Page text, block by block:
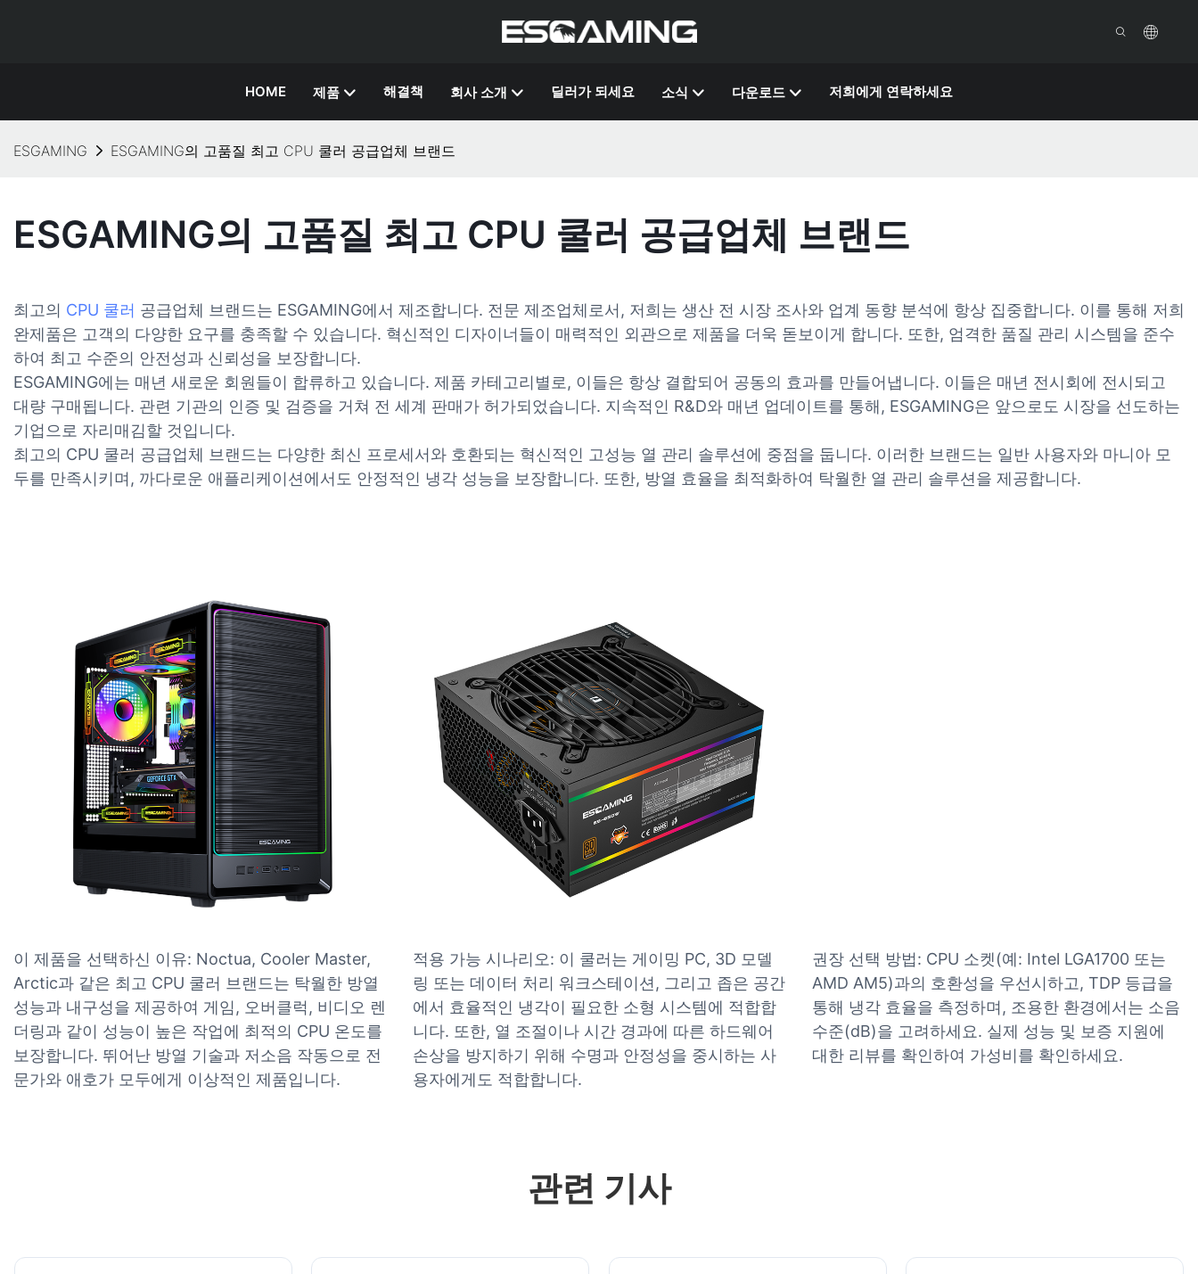
HOME 제품 해결책 회사 소개 딜러가 되세요 소식 다운로드 저희에게 연락하세요
ESGAMING ESGAMING의 고품질 최고 CPU 쿨러 공급업체 브랜드
ESGAMING의 고품질 최고 CPU 쿨러 공급업체 브랜드
최고의 CPU 쿨러 공급업체 브랜드는 ESGAMING에서 제조합니다. 전문 제조업체로서, 저희는 생산 전 시장 조사와 업계 동향 분석에 항상 집중합니다. 이를 통해 저희
완제품은 고객의 다양한 요구를 충족할 수 있습니다. 혁신적인 디자이너들이 매력적인 외관으로 제품을 더욱 돋보이게 합니다. 또한, 엄격한 품질 관리 시스템을 준수
하여 최고 수준의 안전성과 신뢰성을 보장합니다.
ESGAMING에는 매년 새로운 회원들이 합류하고 있습니다. 제품 카테고리별로, 이들은 항상 결합되어 공동의 효과를 만들어냅니다. 이들은 매년 전시회에 전시되고
대량 구매됩니다. 관련 기관의 인증 및 검증을 거쳐 전 세계 판매가 허가되었습니다. 지속적인 R&D와 매년 업데이트를 통해, ESGAMING은 앞으로도 시장을 선도하는
기업으로 자리매김할 것입니다.
최고의 CPU 쿨러 공급업체 브랜드는 다양한 최신 프로세서와 호환되는 혁신적인 고성능 열 관리 솔루션에 중점을 둡니다. 이러한 브랜드는 일반 사용자와 마니아 모
두를 만족시키며, 까다로운 애플리케이션에서도 안정적인 냉각 성능을 보장합니다. 또한, 방열 효율을 최적화하여 탁월한 열 관리 솔루션을 제공합니다.
이 제품을 선택하신 이유: Noctua, Cooler Master,
Arctic과 같은 최고 CPU 쿨러 브랜드는 탁월한 방열
성능과 내구성을 제공하여 게임, 오버클럭, 비디오 렌
더링과 같이 성능이 높은 작업에 최적의 CPU 온도를
보장합니다. 뛰어난 방열 기술과 저소음 작동으로 전
문가와 애호가 모두에게 이상적인 제품입니다.
적용 가능 시나리오: 이 쿨러는 ​​게이밍 PC, 3D 모델
링 또는 데이터 처리 워크스테이션, 그리고 좁은 공간
에서 효율적인 냉각이 필요한 소형 시스템에 적합합
니다. 또한, 열 조절이나 시간 경과에 따른 하드웨어
손상을 방지하기 위해 수명과 안정성을 중시하는 사
용자에게도 적합합니다.
권장 선택 방법: CPU 소켓(예: Intel LGA1700 또는
AMD AM5)과의 호환성을 우선시하고, TDP 등급을
통해 냉각 효율을 측정하며, 조용한 환경에서는 소음
수준(dB)을 고려하세요. 실제 성능 및 보증 지원에
대한 리뷰를 확인하여 가성비를 확인하세요.
관련 기사